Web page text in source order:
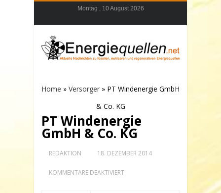
Montag , 10 August 2026
Home » Versorger » PT Windenergie GmbH
& Co. KG
PT Windenergie
GmbH & Co. KG
REDAKTION 18. DEZEMBER 2014
KOMMENTARE DEAKTIVIERTFÜR